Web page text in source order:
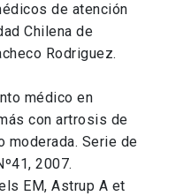
de atención
Chilena de
Rodriguez.
médico en
con artrosis de
moderada. Serie de
2007.
EM, Astrup A et